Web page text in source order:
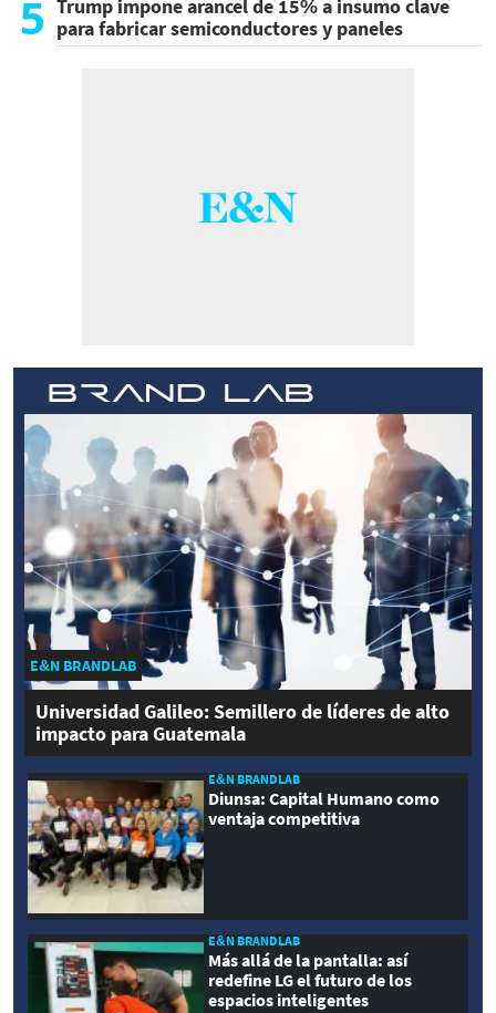
5 Trump impone arancel de 15% a insumo clave
para fabricar semiconductores y paneles
E&N BRANDLAB
Universidad Galileo: Semillero de líderes de alto
impacto para Guatemala
E&N BRANDLAB
Diunsa: Capital Humano como
ventaja competitiva
E&N BRANDLAB
Más allá de la pantalla: así
redefine LG el futuro de los
espacios inteligentes